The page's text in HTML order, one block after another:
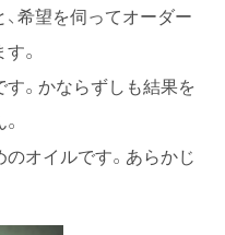
希望を伺ってオーダー
。
。かならずしも結果を
オイルです。あらかじ